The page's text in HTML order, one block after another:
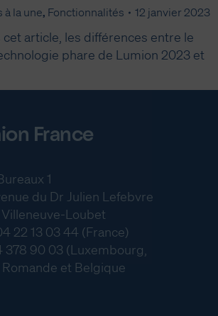
la une, Fonctionnalités 12 janvier 2023
article, les différences entre le
phare de Lumion 2023 et
France
1
du Dr Julien Lefebvre
Loubet
22 13 03 44 (France)
378 90 03 (Luxembourg,
Romande et Belgique